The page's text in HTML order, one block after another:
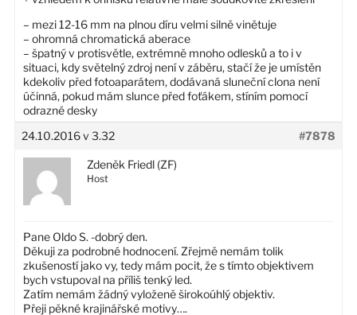
– mezi 12-16 mm na plnou díru velmi silně vinětuje
– ohromná chromatická aberace
– špatný v protisvětle, extrémně mnoho odlesků a to i v
situaci, kdy světelný zdroj není v záběru, stačí že je umístěn
kdekoliv před fotoaparátem, dodávaná sluneční clona není
účinná, pokud mám slunce před foťákem, stíním pomocí
odrazné desky
24.10.2016 v 3.32
#7878
Zdeněk Friedl (ZF)
Host
Pane Oldo S. -dobrý den.
Děkuji za podrobné hodnocení. Zřejmě nemám tolik
zkušeností jako vy, tedy mám pocit, že s tímto objektivem
bych vstupoval na příliš tenký led.
Zatím nemám žádný vyloženě širokoúhlý objektiv.
Přeji pěkné krajinářské motivy….